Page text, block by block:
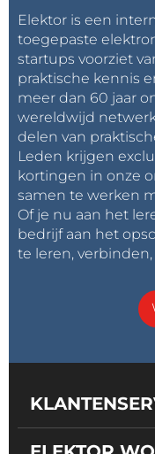
Elektor is een
toegepaste
startups voorziet
praktische kennis
meer dan 60 jaar
wereldwijd
delen van
Leden krijgen
kortingen in onze
samen te werken
Of je nu aan het
bedrijf aan het
te leren,